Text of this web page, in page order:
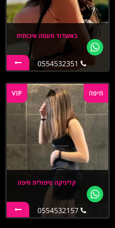
באשדוד מעסה איכותית
VIP חיפה
קליניקה טיפולית חיפה
0554532157